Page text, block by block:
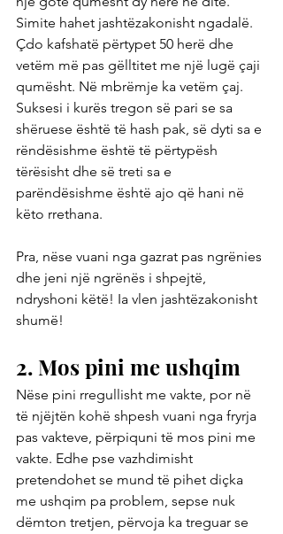
Simite hahet jashtëzakonisht ngadalë.
Çdo kafshatë përtypet 50 herë dhe
vetëm më pas gëlltitet me një lugë çaji
qumësht. Në mbrëmje ka vetëm çaj.
Suksesi i kurës tregon së pari se sa
shëruese është të hash pak, së dyti sa e
rëndësishme është të përtypësh
tërësisht dhe së treti sa e
parëndësishme është ajo që hani në
këto rrethana.
Pra, nëse vuani nga gazrat pas ngrënies
dhe jeni një ngrënës i shpejtë,
ndryshoni këtë! Ia vlen jashtëzakonisht
shumë!
2. Mos pini me ushqim
Nëse pini rregullisht me vakte, por në
të njëjtën kohë shpesh vuani nga fryrja
pas vakteve, përpiquni të mos pini me
vakte. Edhe pse vazhdimisht
pretendohet se mund të pihet diçka
me ushqim pa problem, sepse nuk
dëmton tretjen, përvoja ka treguar se